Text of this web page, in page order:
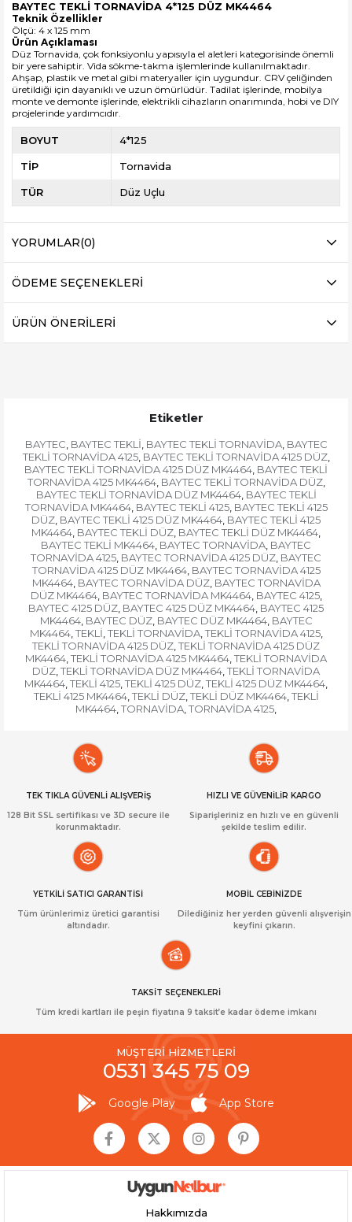
BAYTEC TEKLİ TORNAVİDA 4*125 DÜZ MK4464
Teknik Özellikler
Ölçü: 4 x 125 mm
Ürün Açıklaması
Düz Tornavida, çok fonksiyonlu yapısıyla el aletleri kategorisinde önemli
bir yere sahiptir. Vida sökme-takma işlemlerinde kullanılmaktadır.
Ahşap, plastik ve metal gibi materyaller için uygundur. CRV çeliğinden
üretildiği için dayanıklı ve uzun ömürlüdür. Tadilat işlerinde, mobilya
monte ve demonte işlerinde, elektrikli cihazların onarımında, hobi ve DIY
projelerinde yardımcıdır.
BOYUT 4*125
TİP Tornavida
TÜR Düz Uçlu
YORUMLAR(0)
ÖDEME SEÇENEKLERI
ÜRÜN ÖNERILERI
Etiketler
BAYTEC, BAYTEC TEKLİ, BAYTEC TEKLİ TORNAVİDA, BAYTEC
TEKLİ TORNAVİDA 4125, BAYTEC TEKLİ TORNAVİDA 4125 DÜZ,
BAYTEC TEKLİ TORNAVİDA 4125 DÜZ MK4464, BAYTEC TEKLİ
TORNAVİDA 4125 MK4464, BAYTEC TEKLİ TORNAVİDA DÜZ,
BAYTEC TEKLİ TORNAVİDA DÜZ MK4464, BAYTEC TEKLİ
TORNAVİDA MK4464, BAYTEC TEKLİ 4125, BAYTEC TEKLİ 4125
DÜZ, BAYTEC TEKLİ 4125 DÜZ MK4464, BAYTEC TEKLİ 4125
MK4464, BAYTEC TEKLİ DÜZ, BAYTEC TEKLİ DÜZ MK4464,
BAYTEC TEKLİ MK4464, BAYTEC TORNAVİDA, BAYTEC
TORNAVİDA 4125, BAYTEC TORNAVİDA 4125 DÜZ, BAYTEC
TORNAVİDA 4125 DÜZ MK4464, BAYTEC TORNAVİDA 4125
MK4464, BAYTEC TORNAVİDA DÜZ, BAYTEC TORNAVİDA
DÜZ MK4464, BAYTEC TORNAVİDA MK4464, BAYTEC 4125,
BAYTEC 4125 DÜZ, BAYTEC 4125 DÜZ MK4464, BAYTEC 4125
MK4464, BAYTEC DÜZ, BAYTEC DÜZ MK4464, BAYTEC
MK4464, TEKLİ, TEKLİ TORNAVİDA, TEKLİ TORNAVİDA 4125,
TEKLİ TORNAVİDA 4125 DÜZ, TEKLİ TORNAVİDA 4125 DÜZ
MK4464, TEKLİ TORNAVİDA 4125 MK4464, TEKLİ TORNAVİDA
DÜZ, TEKLİ TORNAVİDA DÜZ MK4464, TEKLİ TORNAVİDA
MK4464, TEKLİ 4125, TEKLİ 4125 DÜZ, TEKLİ 4125 DÜZ MK4464,
TEKLİ 4125 MK4464, TEKLİ DÜZ, TEKLİ DÜZ MK4464, TEKLİ
MK4464, TORNAVİDA, TORNAVİDA 4125,
TEK TIKLA GÜVENLİ ALIŞVERİŞ
128 Bit SSL sertifikası ve 3D secure ile
korunmaktadır.
HIZLI VE GÜVENİLİR KARGO
Siparişleriniz en hızlı ve en güvenli
şekilde teslim edilir.
YETKİLİ SATICI GARANTİSİ
Tüm ürünlerimiz üretici garantisi
altındadır.
MOBİL CEBİNİZDE
Dilediğiniz her yerden güvenli alışverişin
keyfini çıkarın.
TAKSİT SEÇENEKLERİ
Tüm kredi kartları ile peşin fiyatına 9 taksit’e kadar ödeme imkanı
MÜŞTERİ HİZMETLERİ
0531 345 75 09
Google Play App Store
Hakkımızda